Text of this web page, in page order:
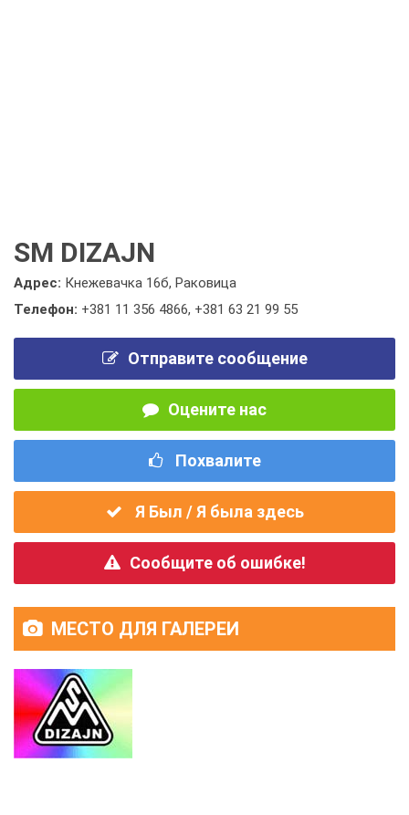
SM DIZAJN
Адрес: Кнежевачка 16б, Раковица
Телефон: +381 11 356 4866, +381 63 21 99 55
Отправите сообщение
Оцените нас
Похвалите
Я Был / Я была здесь
Сообщите об ошибке!
МЕСТО ДЛЯ ГАЛЕРЕИ